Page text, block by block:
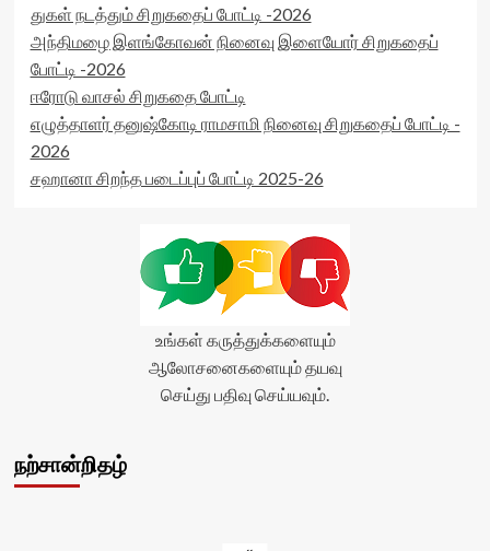
துகள் நடத்தும் சிறுகதைப் போட்டி -2026
அந்திமழை இளங்கோவன் நினைவு இளையோர் சிறுகதைப்
போட்டி -2026
ஈரோடு வாசல் சிறுகதை போட்டி
எழுத்தாளர் தனுஷ்கோடி ராமசாமி நினைவு சிறுகதைப் போட்டி -
2026
சஹானா சிறந்த படைப்புப் போட்டி 2025-26
உங்கள் கருத்துக்களையும்
ஆலோசனைகளையும் தயவு
செய்து பதிவு செய்யவும்.
நற்சான்றிதழ்